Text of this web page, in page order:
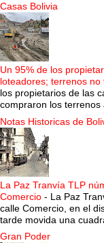
Casas Bolivia
Un 95% de los
loteadores; terrenos
los propietarios de las
compraron los
Notas Historicas de
La Paz Tranvía TLP
Comercio - La Paz
calle Comercio, en el
tarde movida una
Gran Poder